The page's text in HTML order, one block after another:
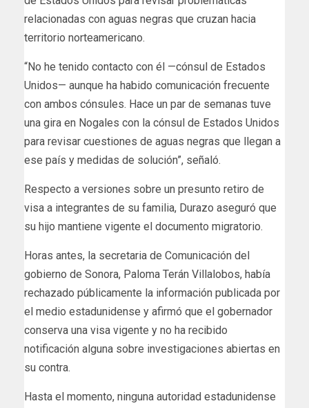
relacionadas con aguas negras que cruzan hacia
territorio norteamericano.
“No he tenido contacto con él —cónsul de Estados
Unidos— aunque ha habido comunicación frecuente
con ambos cónsules. Hace un par de semanas tuve
una gira en Nogales con la cónsul de Estados Unidos
para revisar cuestiones de aguas negras que llegan a
ese país y medidas de solución”, señaló.
Respecto a versiones sobre un presunto retiro de
visa a integrantes de su familia, Durazo aseguró que
su hijo mantiene vigente el documento migratorio.
Horas antes, la secretaria de Comunicación del
gobierno de Sonora, Paloma Terán Villalobos, había
rechazado públicamente la información publicada por
el medio estadunidense y afirmó que el gobernador
conserva una visa vigente y no ha recibido
notificación alguna sobre investigaciones abiertas en
su contra.
Hasta el momento, ninguna autoridad estadunidense